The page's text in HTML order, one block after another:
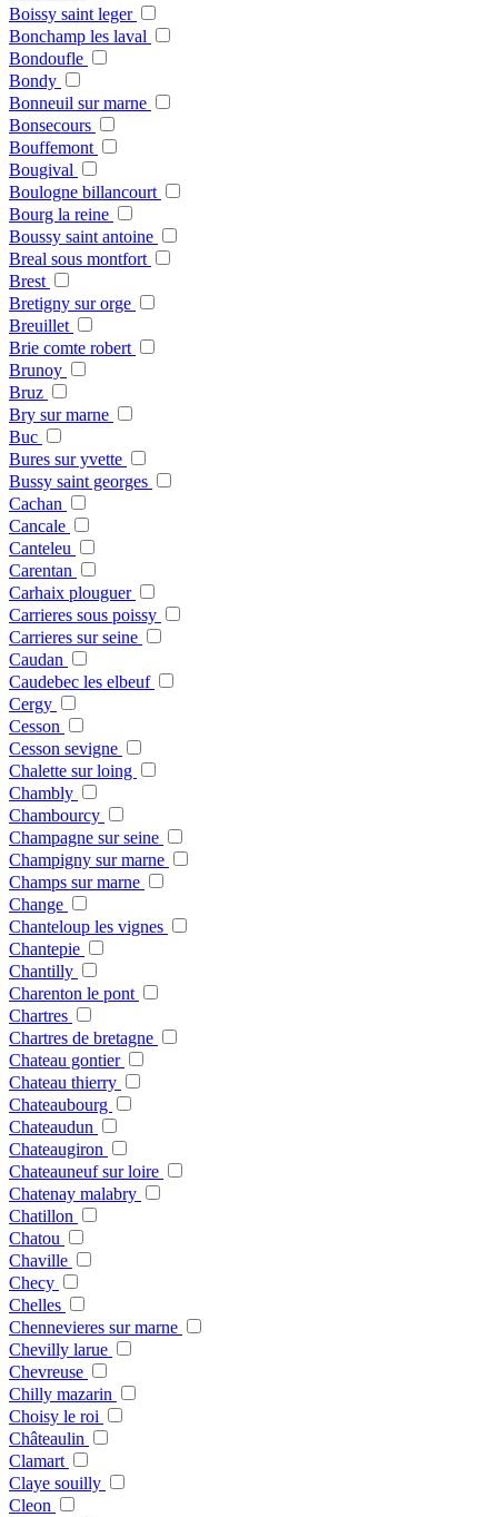
Boissy saint leger
Bonchamp les laval
Bondoufle
Bondy
Bonneuil sur marne
Bonsecours
Bouffemont
Bougival
Boulogne billancourt
Bourg la reine
Boussy saint antoine
Breal sous montfort
Brest
Bretigny sur orge
Breuillet
Brie comte robert
Brunoy
Bruz
Bry sur marne
Buc
Bures sur yvette
Bussy saint georges
Cachan
Cancale
Canteleu
Carentan
Carhaix plouguer
Carrieres sous poissy
Carrieres sur seine
Caudan
Caudebec les elbeuf
Cergy
Cesson
Cesson sevigne
Chalette sur loing
Chambly
Chambourcy
Champagne sur seine
Champigny sur marne
Champs sur marne
Change
Chanteloup les vignes
Chantepie
Chantilly
Charenton le pont
Chartres
Chartres de bretagne
Chateau gontier
Chateau thierry
Chateaubourg
Chateaudun
Chateaugiron
Chateauneuf sur loire
Chatenay malabry
Chatillon
Chatou
Chaville
Checy
Chelles
Chennevieres sur marne
Chevilly larue
Chevreuse
Chilly mazarin
Choisy le roi
Châteaulin
Clamart
Claye souilly
Cleon